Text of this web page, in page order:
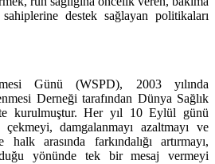
destek sağlayan politikaları
Günü (WSPD), 2003 yılında
Derneği tarafından Dünya Sağlık
kurulmuştur. Her yıl 10 Eylül günü
damgalanmayı azaltmayı ve
arasında farkındalığı artırmayı,
yönünde tek bir mesaj vermeyi